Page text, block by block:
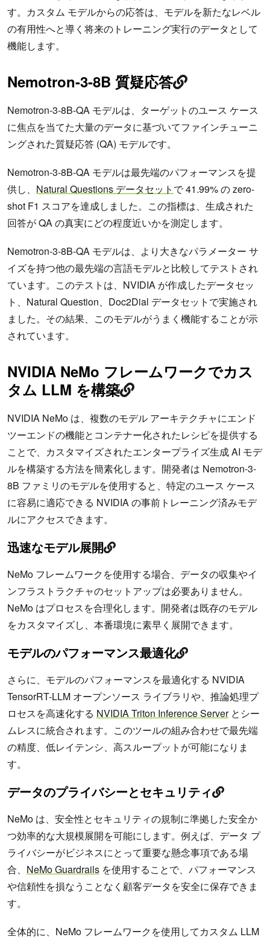
す。カスタム モデルからの応答は、モデルを新たなレベル
の有用性へと導く将来のトレーニング実行のデータとして
機能します。
Nemotron-3-8B 質疑応答
Nemotron-3-8B-QA モデルは、ターゲットのユース ケース
に焦点を当てた大量のデータに基づいてファインチューニ
ングされた質疑応答 (QA) モデルです。
Nemotron-3-8B-QA モデルは最先端のパフォーマンスを提
供し、 Natural Questions データセット で 41.99% の zero-
shot F1 スコアを達成しました。この指標は、生成された
回答が QA の真実にどの程度近いかを測定します。
Nemotron-3-8B-QA モデルは、より大きなパラメーター サ
イズを持つ他の最先端の言語モデルと比較してテストされ
ています。このテストは、NVIDIA が作成したデータセッ
ト、Natural Question、Doc2Dial データセットで実施され
ました。その結果、このモデルがうまく機能することが示
されています。
NVIDIA NeMo フレームワークでカス
タム LLM を構築
NVIDIA NeMo は、複数のモデル アーキテクチャにエンド
ツーエンドの機能とコンテナー化されたレシピを提供する
ことで、カスタマイズされたエンタープライズ生成 AI モデ
ルを構築する方法を簡素化します。開発者は Nemotron-3-
8B ファミリのモデルを使用すると、特定のユース ケース
に容易に適応できる NVIDIA の事前トレーニング済みモデ
ルにアクセスできます。
迅速なモデル展開
NeMo フレームワークを使用する場合、データの収集やイ
ンフラストラクチャのセットアップは必要ありません。
NeMo はプロセスを合理化します。開発者は既存のモデル
をカスタマイズし、本番環境に素早く展開できます。
モデルのパフォーマンス最適化
さらに、モデルのパフォーマンスを最適化する NVIDIA
TensorRT-LLM オープンソース ライブラリや、推論処理プ
ロセスを高速化する NVIDIA Triton Inference Serverとシー
ムレスに統合されます。このツールの組み合わせで最先端
の精度、低レイテンシ、高スループットが可能になりま
す。
データのプライバシーとセキュリティ
NeMo は、安全性とセキュリティの規制に準拠した安全か
つ効率的な大規模展開を可能にします。例えば、データ プ
ライバシーがビジネスにとって重要な懸念事項である場
合、 NeMo Guardrails を使用することで、パフォーマンス
や信頼性を損なうことなく顧客データを安全に保存できま
す。
全体的に、NeMo フレームワークを使用してカスタム LLM